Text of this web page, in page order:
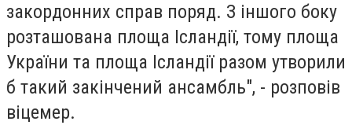
закордонних справ поряд. З іншого боку
розташована площа Ісландії, тому площа
України та площа Ісландії разом утворили
б такий закінчений ансамбль", - розповів
віцемер.